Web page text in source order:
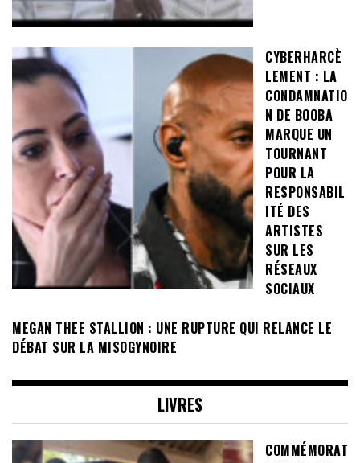
CYBERHARCÈ
LEMENT : LA
CONDAMNATIO
N DE BOOBA
MARQUE UN
TOURNANT
POUR LA
RESPONSABIL
ITÉ DES
ARTISTES
SUR LES
RÉSEAUX
SOCIAUX
MEGAN THEE STALLION : UNE RUPTURE QUI RELANCE LE
DÉBAT SUR LA MISOGYNOIRE
LIVRES
COMMÉMORAT